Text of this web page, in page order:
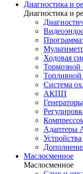
Диагностика и
Диагностика и
Ходовая
Тормозной
Топливной
Система
АКПП
Адаптеры
Маслосменное
Маслосменное